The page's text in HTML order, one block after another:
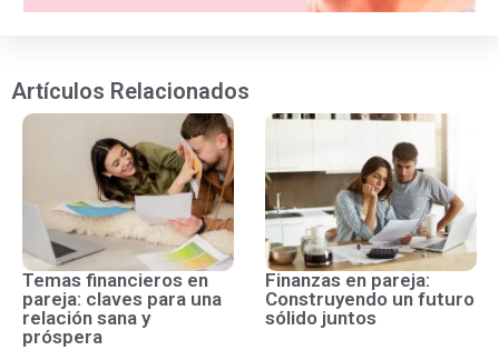
Artículos Relacionados
Temas financieros en
pareja: claves para una
relación sana y
próspera
Finanzas en pareja:
Construyendo un futuro
sólido juntos